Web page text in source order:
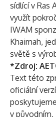
sídlící v Ras
využít
IWAM
Khaimah,
světě s
*Zdroj:
Text této
oficiální
v